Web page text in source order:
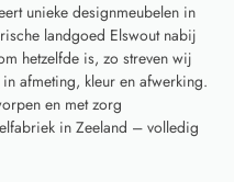
unieke designmeubelen in
landgoed Elswout nabij
hetzelfde is, zo streven wij
afmeting, kleur en afwerking.
en met zorg
in Zeeland – volledig